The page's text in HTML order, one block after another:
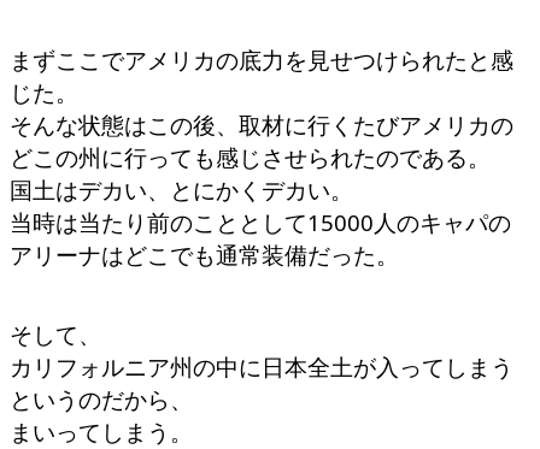
まずここでアメリカの底力を見せつけられたと感
じた。
そんな状態はこの後、取材に行くたびアメリカの
どこの州に行っても感じさせられたのである。
国土はデカい、とにかくデカい。
当時は当たり前のこととして15000人のキャパの
アリーナはどこでも通常装備だった。
そして、
カリフォルニア州の中に日本全土が入ってしまう
というのだから、
まいってしまう。